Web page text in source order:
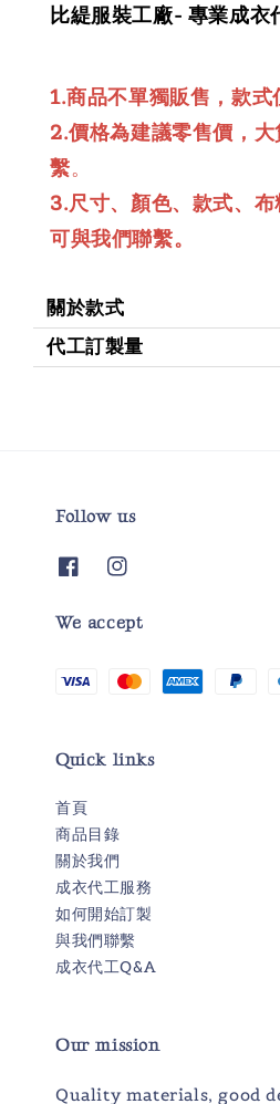
比緹服裝工廠- 專業成衣
1.商品不單獨販售，款式
2.價格為建議零售價，
繫。
3.尺寸、顏色、款式、
可與我們聯繫。
關於款式
代工訂製量
Follow us
We accept
Quick links
首頁
商品目錄
關於我們
成衣代工服務
如何開始訂製
與我們聯繫
成衣代工Q&A
Our mission
Quality materials, good